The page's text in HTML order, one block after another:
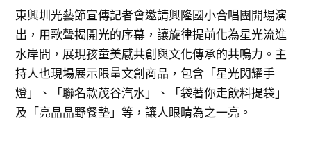
東興圳光藝節宣傳記者會邀請興隆國小合唱團開場演
出，用歌聲揭開光的序幕，讓旋律提前化為星光流進
水岸間，展現孩童美感共創與文化傳承的共鳴力。主
持人也現場展示限量文創商品，包含「星光閃耀手
燈」、「聯名款茂谷汽水」、「袋著你走飲料提袋」
及「亮晶晶野餐墊」等，讓人眼睛為之一亮。